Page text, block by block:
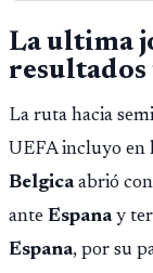
La ultima
resultados
La ruta hacia
UEFA incluyo en
Belgicaabrió
ante Espanay
Espana, por su